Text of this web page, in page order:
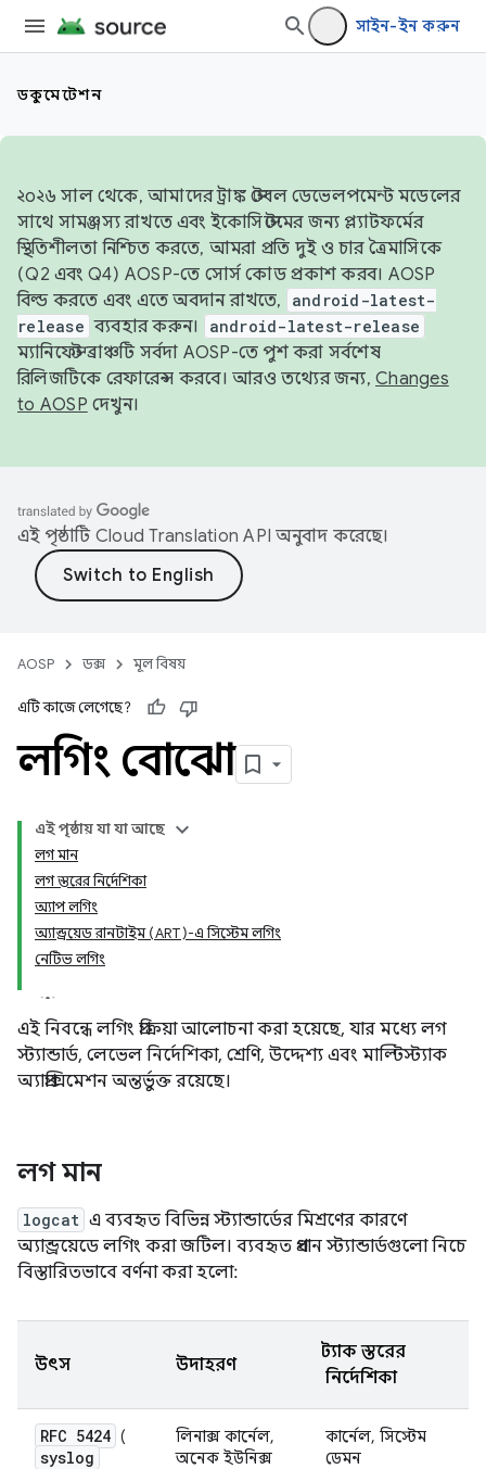
সাইন-ইন করুন
ডকুমেন্টেশন
২০২৬ সাল থেকে, আমাদের ট্রাঙ্ক স্টেবল ডেভেলপমেন্ট মডেলের
সাথে সামঞ্জস্য রাখতে এবং ইকোসিস্টেমের জন্য প্ল্যাটফর্মের
স্থিতিশীলতা নিশ্চিত করতে, আমরা প্রতি দুই ও চার ত্রৈমাসিকে
(Q2 এবং Q4) AOSP-তে সোর্স কোড প্রকাশ করব। AOSP
বিল্ড করতে এবং এতে অবদান রাখতে,
android-latest-
release ব্যবহার করুন। android-latest-release
ম্যানিফেস্ট ব্রাঞ্চটি সর্বদা AOSP-তে পুশ করা সর্বশেষ
রিলিজটিকে রেফারেন্স করবে। আরও তথ্যের জন্য, Changes
to AOSP দেখুন।
এই পৃষ্ঠাটি Cloud Translation API অনুবাদ করেছে।
AOSP ডক্স মূল বিষয়
এটি কাজে লেগেছে?
লগিং বোঝো
এই পৃষ্ঠায় যা যা আছে
লগ মান
লগ স্তরের নির্দেশিকা
অ্যাপ লগিং
অ্যান্ড্রয়েড রানটাইম (ART)-এ সিস্টেম লগিং
নেটিভ লগিং
এই নিবন্ধে লগিং প্রক্রিয়া আলোচনা করা হয়েছে, যার মধ্যে লগ
স্ট্যান্ডার্ড, লেভেল নির্দেশিকা, শ্রেণি, উদ্দেশ্য এবং মাল্টিস্ট্যাক
অ্যাপ্রক্সিমেশন অন্তর্ভুক্ত রয়েছে।
লগ মান
logcat এ ব্যবহৃত বিভিন্ন স্ট্যান্ডার্ডের মিশ্রণের কারণে
অ্যান্ড্রয়েডে লগিং করা জটিল। ব্যবহৃত প্রধান স্ট্যান্ডার্ডগুলো নিচে
বিস্তারিতভাবে বর্ণনা করা হলো:
উৎস উদাহরণ
স্ট্যাক স্তরের
নির্দেশিকা
RFC 5424 (
syslog
লিনাক্স কার্নেল,
অনেক ইউনিক্স
কার্নেল, সিস্টেম
ডেমন